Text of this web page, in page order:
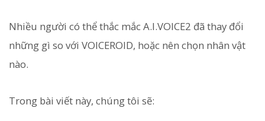
Nhiều người có thể thắc mắc A.I.VOICE2 đã thay đổi
những gì so với VOICEROID, hoặc nên chọn nhân vật
nào.
Trong bài viết này, chúng tôi sẽ: